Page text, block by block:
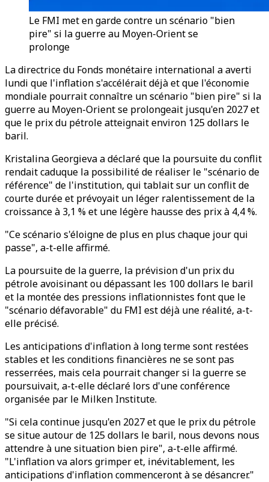
Le FMI met en garde contre un scénario "bien
pire" si la guerre au Moyen-Orient se
prolonge
La directrice du Fonds monétaire international a averti
lundi que l'inflation s'accélérait déjà et que l'économie
mondiale pourrait connaître un scénario "bien pire" si la
guerre au Moyen-Orient se prolongeait jusqu'en 2027 et
que le prix du pétrole atteignait environ 125 dollars le
baril.
Kristalina Georgieva a déclaré que la poursuite du conflit
rendait caduque la possibilité de réaliser le "scénario de
référence" de l'institution, qui tablait sur un conflit de
courte durée et prévoyait un léger ralentissement de la
croissance à 3,1 % et une légère hausse des prix à 4,4 %.
"Ce scénario s'éloigne de plus en plus chaque jour qui
passe", a-t-elle affirmé.
La poursuite de la guerre, la prévision d'un prix du
pétrole avoisinant ou dépassant les 100 dollars le baril
et la montée des pressions inflationnistes font que le
"scénario défavorable" du FMI est déjà une réalité, a-t-
elle précisé.
Les anticipations d'inflation à long terme sont restées
stables et les conditions financières ne se sont pas
resserrées, mais cela pourrait changer si la guerre se
poursuivait, a-t-elle déclaré lors d'une conférence
organisée par le Milken Institute.
"Si cela continue jusqu'en 2027 et que le prix du pétrole
se situe autour de 125 dollars le baril, nous devons nous
attendre à une situation bien pire", a-t-elle affirmé.
"L'inflation va alors grimper et, inévitablement, les
anticipations d'inflation commenceront à se désancrer."